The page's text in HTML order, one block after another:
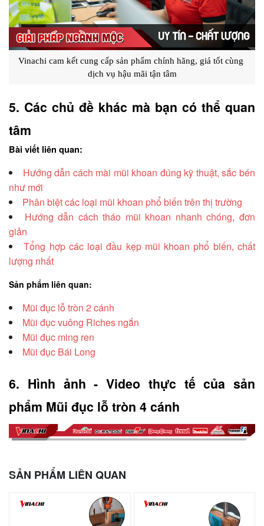
Vinachi cam kết cung cấp sản phẩm chính hãng, giá tốt cùng
dịch vụ hậu mãi tận tâm
5. Các chủ đề khác mà bạn có thể quan
tâm
Bài viết liên quan:
Hướng dẫn cách mài mũi khoan đúng kỹ thuật, sắc bén
như mới
Phân biệt các loại mũi khoan phổ biến trên thị trường
Hướng dẫn cách tháo mũi khoan nhanh chóng, đơn
giản
Tổng hợp các loại đầu kẹp mũi khoan phổ biến, chất
lượng nhất
Sản phẩm liên quan:
Mũi đục lỗ tròn 2 cánh
Mũi đục vuông Riches ngắn
Mũi đục ming ren
Mũi đục Bái Long
6. Hình ảnh - Video thực tế của sản
phẩm Mũi đục lỗ tròn 4 cánh
SẢN PHẨM LIÊN QUAN